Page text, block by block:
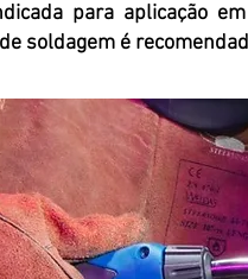
para aplicação
soldagem é